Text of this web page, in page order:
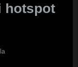
hotspot